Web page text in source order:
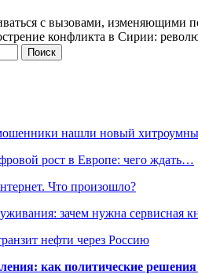
с вызовами, изменяющими
конфликта в Сирии:
нашли новый
рост в Европе: чего ждать…
Что произошло?
зачем нужна сервисная
нефти через Россию
как политические